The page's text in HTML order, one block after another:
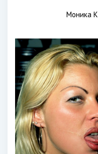
Моника